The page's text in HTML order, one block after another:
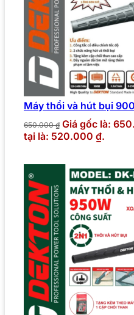
Máy thổi và hút bụi
650.000₫ Giá gốc là:
tại là: 520.000 ₫.